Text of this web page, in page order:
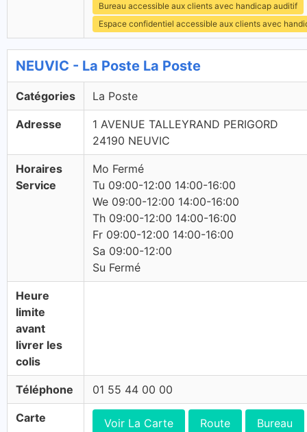
Bureau accessible aux clients avec handicap auditif
Espace confidentiel accessible aux clients avec
NEUVIC - La Poste La Poste
Catégories La Poste
Adresse
1 AVENUE TALLEYRAND PERIGORD
24190 NEUVIC
Horaires
Service
Mo Fermé
Tu 09:00-12:00 14:00-16:00
We 09:00-12:00 14:00-16:00
Th 09:00-12:00 14:00-16:00
Fr 09:00-12:00 14:00-16:00
Sa 09:00-12:00
Su Fermé
Heure
limite
avant
livrer les
colis
Téléphone 01 55 44 00 00
Carte Voir La Carte Route Bureau